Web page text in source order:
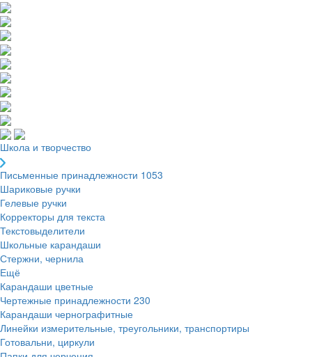
Школа и творчество
Письменные принадлежности 1053
Шариковые ручки
Гелевые ручки
Корректоры для текста
Текстовыделители
Школьные карандаши
Стержни, чернила
Ещё
Карандаши цветные
Чертежные принадлежности 230
Карандаши чернографитные
Линейки измерительные, треугольники, транспортиры
Готовальни, циркули